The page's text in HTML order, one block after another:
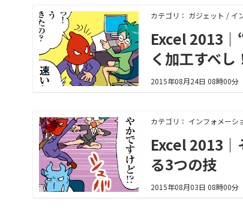
カテゴリ： ガジェット / イ
Excel 2013
く加工すべし
2015年08月24日 08時00分
カテゴリ： インフォメーシ
Excel 2013
る3つの技
2015年08月03日 08時00分